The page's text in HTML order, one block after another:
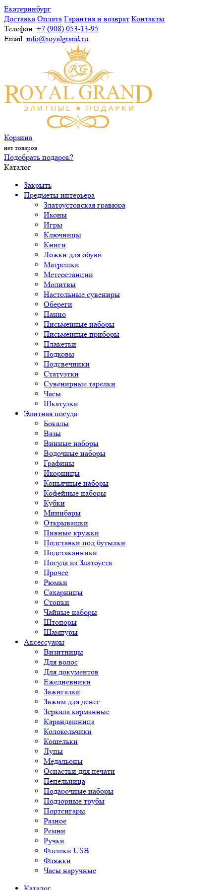
Екатеринбург
Доставка Оплата Гарантия и возврат Контакты
Телефон: +7 (908) 053-13-95
Email: info@royalgrand.ru
Корзина
нет товаров
Подобрать подарок?
Каталог
Закрыть
Предметы интерьера
Златоустовская гравюра
Иконы
Игры
Ключницы
Книги
Ложки для обуви
Матрешки
Метеостанции
Молитвы
Настольные сувениры
Обереги
Панно
Письменные наборы
Письменные приборы
Плакетки
Подковы
Подсвечники
Статуэтки
Сувенирные тарелки
Часы
Шкатулки
Элитная посуда
Бокалы
Вазы
Винные наборы
Водочные наборы
Графины
Икорницы
Коньячные наборы
Кофейные наборы
Кубки
Минибары
Открывашки
Пивные кружки
Подставки под бутылки
Подстаканники
Посуда из Златоуста
Прочее
Рюмки
Сахарницы
Стопки
Чайные наборы
Штопоры
Шампуры
Аксессуары
Визитницы
Для волос
Для документов
Ежедневники
Зажигалки
Зажим для денег
Зеркала карманные
Карандашница
Колокольчики
Кошельки
Лупы
Медальоны
Оснастки для печати
Пепельница
Подарочные наборы
Подзорные трубы
Портсигары
Разное
Ремни
Ручки
Флешки USB
Фляжки
Часы наручные